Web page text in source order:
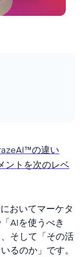
の違い
ントを次のレベ
おいてマーケタ
AIを使うべき
そして「その活
るのか」です。